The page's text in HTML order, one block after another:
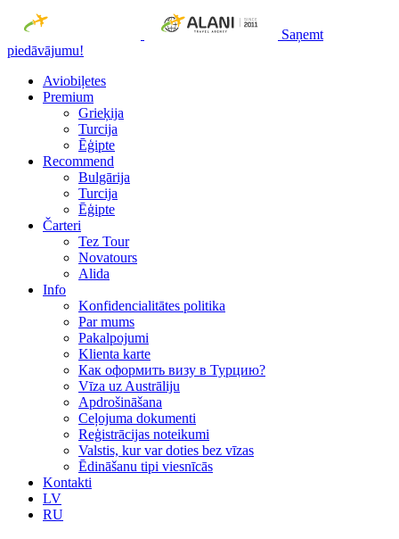
Saņemt
piedāvājumu!
Aviobiļetes
Premium
Grieķija
Turcija
Ēģipte
Recommend
Bulgārija
Turcija
Ēģipte
Čarteri
Tez Tour
Novatours
Alida
Info
Konfidencialitātes politika
Par mums
Рakalpojumi
Klienta karte
Как оформить визу в Турцию?
Vīza uz Austrāliju
Apdrošināšana
Ceļojuma dokumenti
Reģistrācijas noteikumi
Valstis, kur var doties bez vīzas
Ēdināšanu tipi viesnīcās
Kontakti
LV
RU